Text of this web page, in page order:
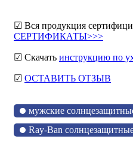
☑ Вся продукция
СЕРТИФИКАТЫ>>>
☑ Скачать инструкцию по
☑ ОСТАВИТЬ ОТЗЫВ
мужские
Ray-Ban